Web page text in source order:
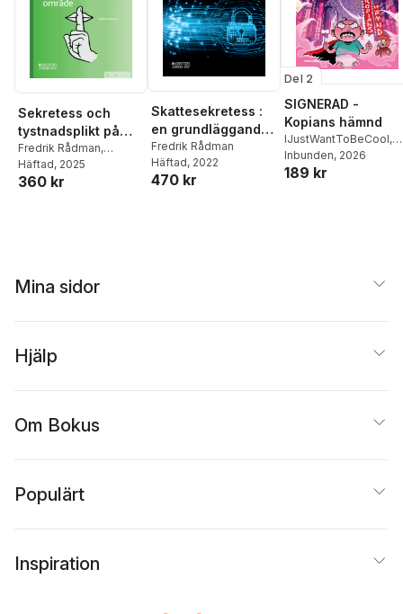
Sekretess och
tystnadsplikt på
socialtjänstens
område
Fredrik Rådman,
Therése Fridström
Montoya
Häftad, 2025
360 kr
Skattesekretess :
en grundläggande
redogörelse
Fredrik Rådman
Häftad, 2022
470 kr
Del 2
SIGNERAD -
Kopians hämnd
IJustWantToBeCool,
Joel Adolphson
Ejdemo Beer
Inbunden, 2026
189 kr
Mina sidor
Hjälp
Om Bokus
Populärt
Inspiration